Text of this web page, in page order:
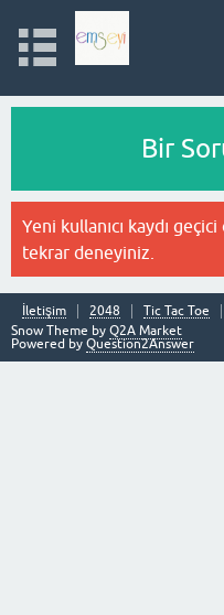
Bir
Yeni kullanıcı kaydı geçici
tekrar deneyiniz.
İletişim 2048 Tic Tac Toe
Snow Theme by Q2A Market
Powered by Question2Answer